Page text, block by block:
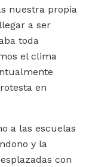
nuestra propia
a ser
toda
el clima
en
a las escuelas
y la
con